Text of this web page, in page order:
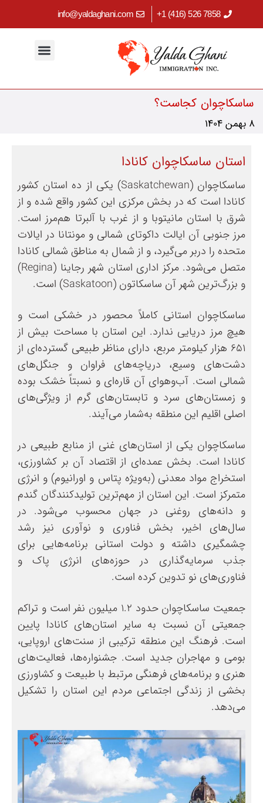
7858 526 (416) 1+
info@yaldaghani.com
ساسکاچوان کجاست؟
8 بهمن 1404
استان ساسکاچوان کانادا
ساسکاچوان (Saskatchewan) یکی از ده استان کشور
کانادا است که در بخش مرکزی این کشور واقع شده و از
شرق با استان مانیتوبا و از غرب با آلبرتا هم‌مرز است.
مرز جنوبی آن ایالت داکوتای شمالی و مونتانا در ایالات
متحده را دربر می‌گیرد، و از شمال به مناطق شمالی کانادا
متصل می‌شود. مرکز اداری استان شهر رجاینا (Regina)
و بزرگ‌ترین شهر آن ساسکاتون (Saskatoon) است.
ساسکاچوان استانی کاملاً محصور در خشکی است و
هیچ مرز دریایی ندارد. این استان با مساحت بیش از
۶۵۱ هزار کیلومتر مربع، دارای مناظر طبیعی گسترده‌ای از
دشت‌های وسیع، دریاچه‌های فراوان و جنگل‌های
شمالی است. آب‌وهوای آن قاره‌ای و نسبتاً خشک بوده
و زمستان‌های سرد و تابستان‌های گرم از ویژگی‌های
اصلی اقلیم این منطقه به‌شمار می‌آیند.
ساسکاچوان یکی از استان‌های غنی از منابع طبیعی در
کانادا است. بخش عمده‌ای از اقتصاد آن بر کشاورزی،
استخراج مواد معدنی (به‌ویژه پتاس و اورانیوم) و انرژی
متمرکز است. این استان از مهم‌ترین تولیدکنندگان گندم
و دانه‌های روغنی در جهان محسوب می‌شود. در
سال‌های اخیر، بخش فناوری و نوآوری نیز رشد
چشمگیری داشته و دولت استانی برنامه‌هایی برای
جذب سرمایه‌گذاری در حوزه‌های انرژی پاک و
فناوری‌های نو تدوین کرده است.
جمعیت ساسکاچوان حدود ۱.۲ میلیون نفر است و تراکم
جمعیتی آن نسبت به سایر استان‌های کانادا پایین
است. فرهنگ این منطقه ترکیبی از سنت‌های اروپایی،
بومی و مهاجران جدید است. جشنواره‌ها، فعالیت‌های
هنری و برنامه‌های فرهنگی مرتبط با طبیعت و کشاورزی
بخشی از زندگی اجتماعی مردم این استان را تشکیل
می‌دهد.